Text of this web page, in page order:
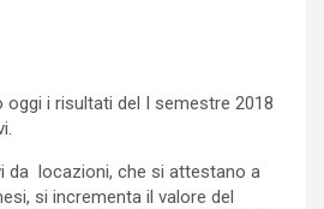
i risultati del I semestre 2018
da locazioni, che si attestano a
si incrementa il valore del